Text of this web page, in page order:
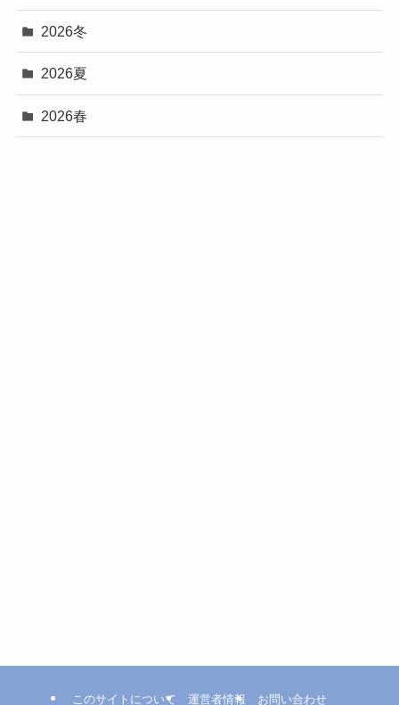
2026冬
2026夏
2026春
このサイトについて 運営者情報 お問い合わせ